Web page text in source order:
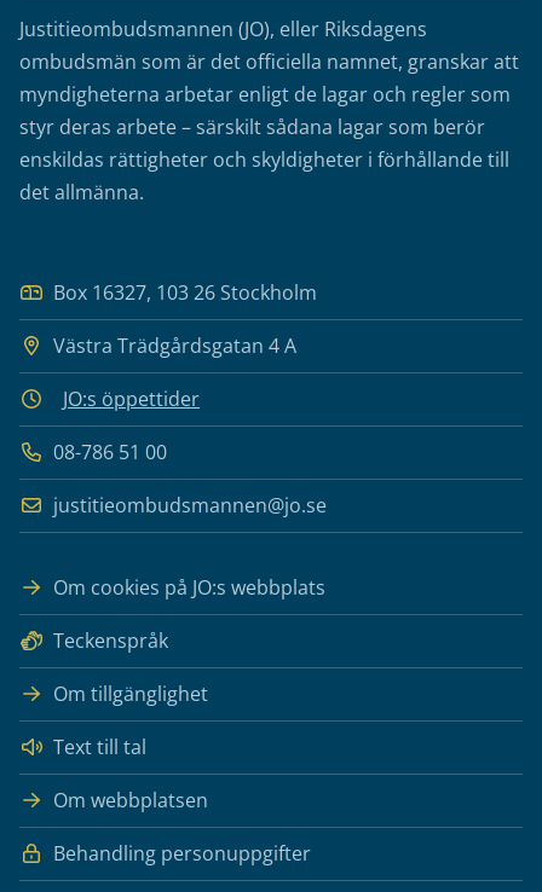
Justitieombudsmannen (JO), eller Riksdagens
ombudsmän som är det officiella namnet, granskar att
myndigheterna arbetar enligt de lagar och regler som
styr deras arbete – särskilt sådana lagar som berör
enskildas rättigheter och skyldigheter i förhållande till
det allmänna.
Box 16327, 103 26 Stockholm
Västra Trädgårdsgatan 4 A
JO:s öppettider
08-786 51 00
justitieombudsmannen@jo.se
Om cookies på JO:s webbplats
Teckenspråk
Om tillgänglighet
Text till tal
Om webbplatsen
Behandling personuppgifter